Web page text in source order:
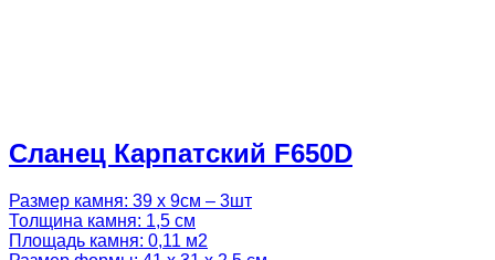
Сланец Карпатский F650D
Размер камня: 39 х 9см – 3шт
Толщина камня: 1,5 см
Площадь камня: 0,11 м2